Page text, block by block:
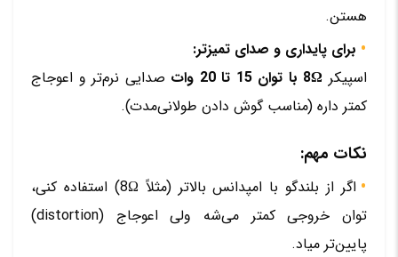
هستن.
برای پایداری و صدای تمیزتر:
اسپیکر 8Ω با توان 15 تا 20 وات
صدایی نرم‌تر و اعوجاج
کمتر داره (مناسب گوش دادن طولانی‌مدت).
نکات مهم:
اگر از بلندگو با امپدانس بالاتر (مثلاً 8Ω) استفاده کنی،
توان خروجی کمتر می‌شه ولی اعوجاج (distortion)
پایین‌تر میاد.